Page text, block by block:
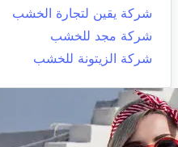
شركة يقين لتجارة الخشب
شركة مجد للخشب
شركة الزيتونة للخشب